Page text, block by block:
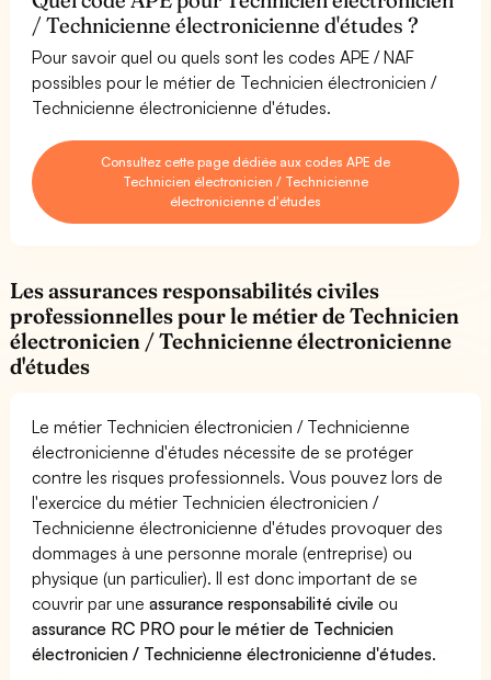
/ Technicienne électronicienne d'études ?
Pour savoir quel ou quels sont les codes APE / NAF
possibles pour le métier de Technicien électronicien /
Technicienne électronicienne d'études.
Consultez cette page dédiée aux codes APE de
Technicien électronicien / Technicienne
électronicienne d'études
Les assurances responsabilités civiles
professionnelles pour le métier de Technicien
électronicien / Technicienne électronicienne
d'études
Le métier Technicien électronicien / Technicienne
électronicienne d'études nécessite de se protéger
contre les risques professionnels. Vous pouvez lors de
l'exercice du métier Technicien électronicien /
Technicienne électronicienne d'études provoquer des
dommages à une personne morale (entreprise) ou
physique (un particulier). Il est donc important de se
couvrir par uneassurance responsabilité civile ou
assurance RC PRO pour le métier de Technicien
électronicien / Technicienne électronicienne d'études.